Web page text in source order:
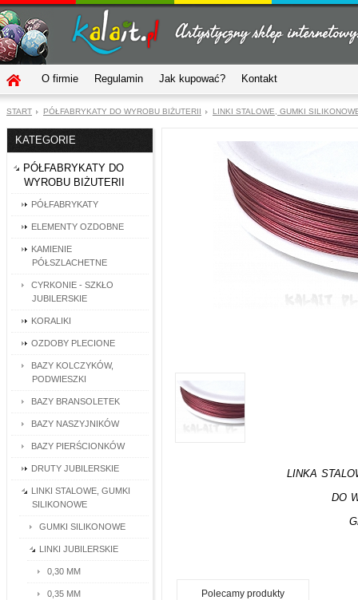
O firmie Regulamin Jak kupować? Kontakt
START PÓŁFABRYKATY DO WYROBU BIŻUTERII LINKI STALOWE, GUMKI
KATEGORIE
PÓŁFABRYKATY DO
WYROBU BIŻUTERII
PÓŁFABRYKATY
ELEMENTY OZDOBNE
KAMIENIE
PÓŁSZLACHETNE
CYRKONIE - SZKŁO
JUBILERSKIE
KORALIKI
OZDOBY PLECIONE
BAZY KOLCZYKÓW,
PODWIESZKI
BAZY BRANSOLETEK
BAZY NASZYJNIKÓW
BAZY PIERŚCIONKÓW
DRUTY JUBILERSKIE
LINKI STALOWE, GUMKI
SILIKONOWE
GUMKI SILIKONOWE
LINKI JUBILERSKIE
0,30 MM
0,35 MM
LINKA
DO
Polecamy produkty